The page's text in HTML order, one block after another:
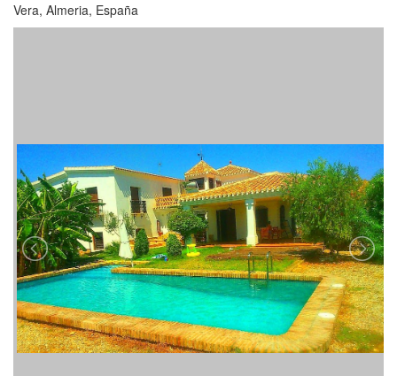
Vera, Almeria, España